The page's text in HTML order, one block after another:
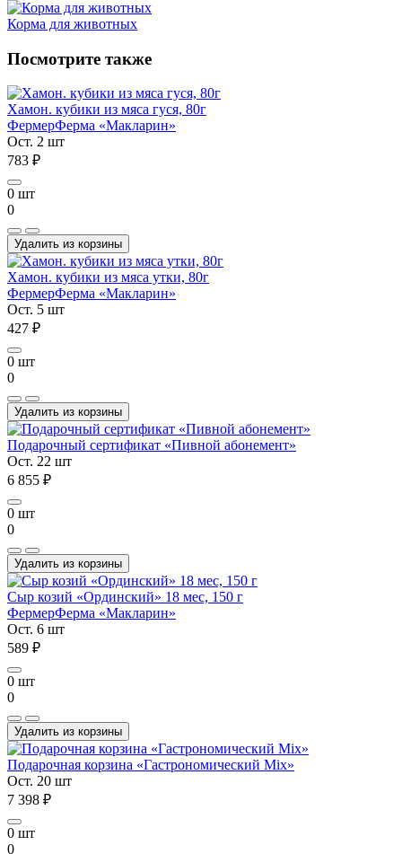
Корма для животных
Посмотрите также
Хамон. кубики из мяса гуся, 80г
ФермерФерма «Макларин»
Ост. 2 шт
783 ₽
0 шт
0
Удалить из корзины
Хамон. кубики из мяса утки, 80г
ФермерФерма «Макларин»
Ост. 5 шт
427 ₽
0 шт
0
Удалить из корзины
Подарочный сертификат «Пивной абонемент»
Ост. 22 шт
6 855 ₽
0 шт
0
Удалить из корзины
Сыр козий «Ординский» 18 мес, 150 г
ФермерФерма «Макларин»
Ост. 6 шт
589 ₽
0 шт
0
Удалить из корзины
Подарочная корзина «Гастрономический Mix»
Ост. 20 шт
7 398 ₽
0 шт
0